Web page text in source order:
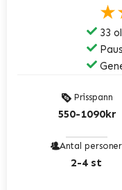
33
Prisspann
550-1090kr
Antal personer
2-4 st